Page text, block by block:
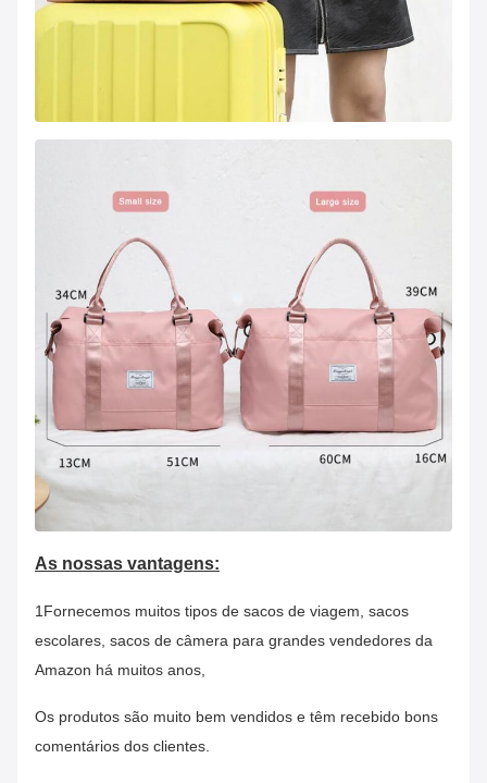
As nossas vantagens:
1Fornecemos muitos tipos de sacos de viagem, sacos
escolares, sacos de câmera para grandes vendedores da
Amazon há muitos anos,
Os produtos são muito bem vendidos e têm recebido bons
comentários dos clientes.